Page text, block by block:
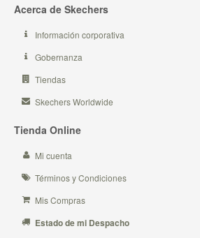
Acerca de Skechers
Información corporativa
Gobernanza
Tiendas
Skechers Worldwide
Tienda Online
Mi cuenta
Términos y Condiciones
Mis Compras
Estado de mi Despacho